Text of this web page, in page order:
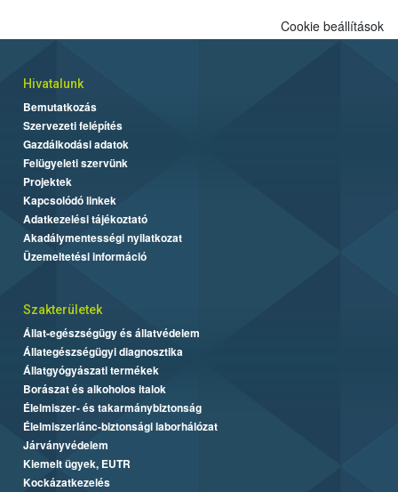
Cookie beállítások
Hivatalunk
Bemutatkozás
Szervezeti felépítés
Gazdálkodási adatok
Felügyeleti szervünk
Projektek
Kapcsolódó linkek
Adatkezelési tájékoztató
Akadálymentességi nyilatkozat
Üzemeltetési információ
Szakterületek
Állat-egészségügy és állatvédelem
Állategészségügyi diagnosztika
Állatgyógyászati termékek
Borászat és alkoholos italok
Élelmiszer- és takarmánybiztonság
Élelmiszerlánc-biztonsági laborhálózat
Járványvédelem
Kiemelt ügyek, EUTR
Kockázatkezelés